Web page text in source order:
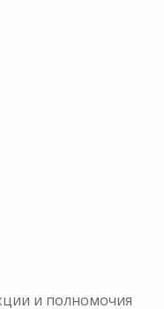
и полномочия